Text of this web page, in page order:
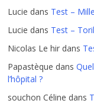
Lucie dans Test –
Lucie dans Test –
Nicolas Le hir dans
Papastèque dans
l’hôpital ?
souchon Céline dans